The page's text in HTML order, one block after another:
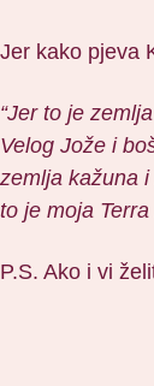
Jer kako pjeva
“Jer to je
Velog Jože i
zemlja kažuna i
to je moja Terra
P.S. Ako i vi